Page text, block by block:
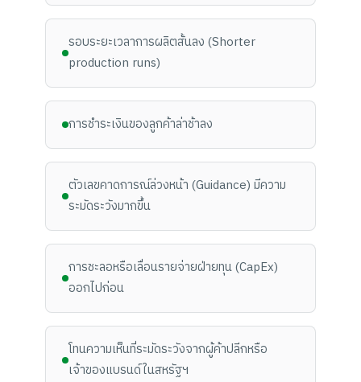
รอบระยะเวลาการผลิตสั้นลง (Shorter
production runs)
การชำระเงินของลูกค้าล่าช้าลง
ตัวเลขคาดการณ์ล่วงหน้า (Guidance) มีความ
ระมัดระวังมากขึ้น
การชะลอหรือเลื่อนรายจ่ายฝ่ายทุน (CapEx)
ออกไปก่อน
โทนความเห็นที่ระมัดระวังจากผู้ค้าปลีกหรือ
เจ้าของแบรนด์ในสหรัฐฯ